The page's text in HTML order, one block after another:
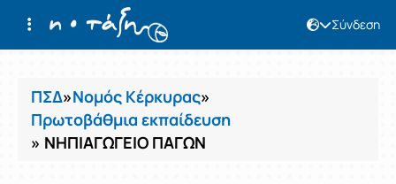
Σύνδεση
Μαθήματα
ΠΣΔ»Νομός Κέρκυρας»
Πρωτοβάθμια εκπαίδευση
» ΝΗΠΙΑΓΩΓΕΙΟ ΠΑΓΩΝ